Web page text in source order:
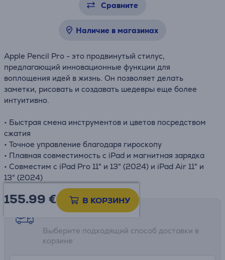
Сравните
Наличие в магазинах
Apple Pencil Pro - это продвинутый стилус,
предлагающий инновационные функции для
воплощения идей в жизнь. Он позволяет делать
заметки, рисовать и создавать шедевры еще более
интуитивно.
• Быстрая смена инструментов и цветов посредством
сжатия
• Точное управление благодаря гироскопу
• Плавная совместимость с iPad и магнитная зарядка
• Совместим с iPad Pro 11" и 13" (2024) и iPad Air 11" и
13" (2024)
155.99 € В КОРЗИНУ
Возможности доставки
Выберите подходящий способ доставки в
корзине